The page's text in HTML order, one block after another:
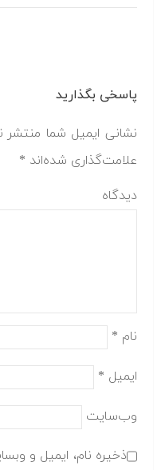
پاسخی بگذارید
نشانی ایمیل شما منتشر
علامت‌گذاری شده‌اند *
دیدگاه
نام *
ایمیل *
وب‌سایت
ذخیره نام، ایمیل و